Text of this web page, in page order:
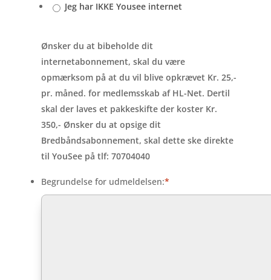
Jeg har IKKE Yousee internet
Ønsker du at bibeholde dit
internetabonnement, skal du være
opmærksom på at du vil blive opkrævet Kr. 25,-
pr. måned. for medlemsskab af HL-Net. Dertil
skal der laves et pakkeskifte der koster Kr.
350,- Ønsker du at opsige dit
Bredbåndsabonnement, skal dette ske direkte
til YouSee på tlf: 70704040
Begrundelse for udmeldelsen:*